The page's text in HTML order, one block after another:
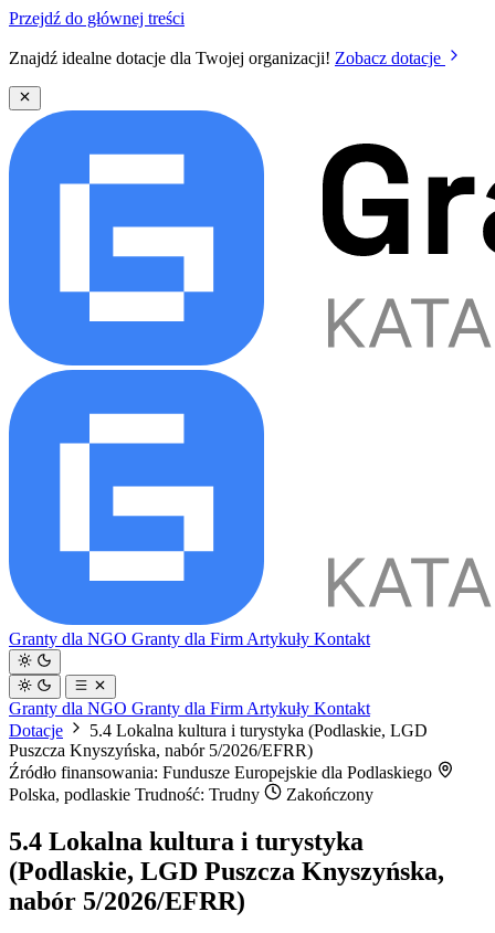
Przejdź do głównej treści
Znajdź idealne dotacje dla Twojej organizacji! Zobacz dotacje
Granty dla NGO Granty dla Firm Artykuły Kontakt
Granty dla NGO Granty dla Firm Artykuły Kontakt
Dotacje
5.4 Lokalna kultura i turystyka (Podlaskie, LGD
Puszcza Knyszyńska, nabór 5/2026/EFRR)
Źródło finansowania: Fundusze Europejskie dla Podlaskiego
Polska, podlaskie Trudność: Trudny Zakończony
5.4 Lokalna kultura i turystyka
(Podlaskie, LGD Puszcza Knyszyńska,
nabór 5/2026/EFRR)